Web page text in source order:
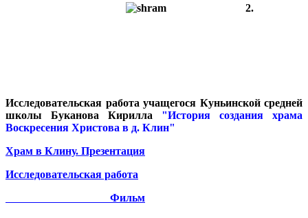
2.
Исследовательская работа учащегося Куньинской средней
школы Буканова Кирилла
"История создания храма
Воскресения Христова в д. Клин"
Храм в Клину. Презентация
Исследовательская работа
Фильм